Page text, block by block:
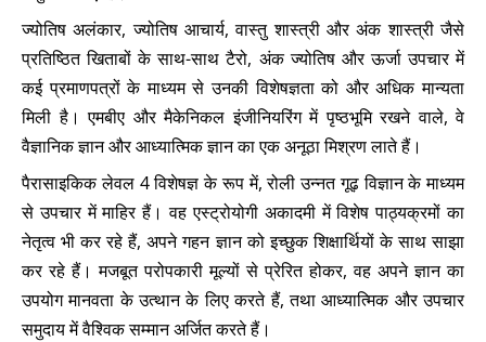
ज्योतिष अलंकार, ज्योतिष आचार्य, वास्तु शास्त्री और अंक शास्त्री जैसे
प्रतिष्ठित खिताबों के साथ-साथ टैरो, अंक ज्योतिष और ऊर्जा उपचार में
कई प्रमाणपत्रों के माध्यम से उनकी विशेषज्ञता को और अधिक मान्यता
मिली है। एमबीए और मैकेनिकल इंजीनियरिंग में पृष्ठभूमि रखने वाले, वे
वैज्ञानिक ज्ञान और आध्यात्मिक ज्ञान का एक अनूठा मिश्रण लाते हैं।
पैरासाइकिक लेवल 4 विशेषज्ञ के रूप में, रोली उन्नत गूढ़ विज्ञान के माध्यम
से उपचार में माहिर हैं। वह एस्ट्रोयोगी अकादमी में विशेष पाठ्यक्रमों का
नेतृत्व भी कर रहे हैं, अपने गहन ज्ञान को इच्छुक शिक्षार्थियों के साथ साझा
कर रहे हैं। मजबूत परोपकारी मूल्यों से प्रेरित होकर, वह अपने ज्ञान का
उपयोग मानवता के उत्थान के लिए करते हैं, तथा आध्यात्मिक और उपचार
समुदाय में वैश्विक सम्मान अर्जित करते हैं।